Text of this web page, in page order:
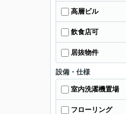
高層ビル
飲食店可
居抜物件
設備・仕様
室内洗濯機置場
フローリング